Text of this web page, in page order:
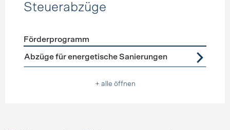
Steuerabzüge
Förderprogramme Steuerabzüge
Förderprogramm
Abzüge für energetische Sanierungen
+ alle öffnen